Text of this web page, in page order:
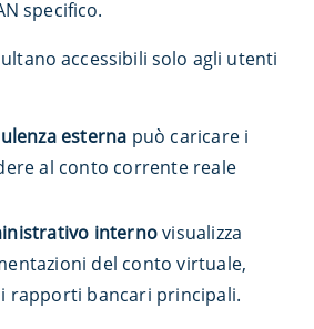
specifico.
accessibili solo agli utenti
esterna può caricare i
al conto corrente reale
internovisualizza
del conto virtuale,
rapporti bancari principali.